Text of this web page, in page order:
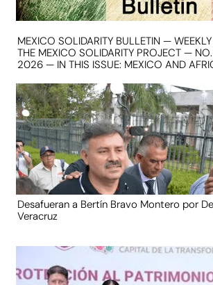
MEXICO SOLIDARITY BULLETIN —
THE MEXICO SOLIDARITY PROJECT —
2026 — IN THIS ISSUE: MEXICO AND
Desafueran a Bertín Bravo Montero por
Veracruz